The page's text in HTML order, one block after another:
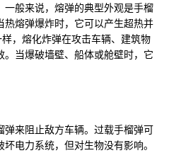
般来说，熔弹的典型外观是手榴
熔弹爆炸时，它可以产生超热并
，熔化炸弹在攻击车辆、建筑物
当爆破墙壁、船体或舱壁时，它
来阻止敌方车辆。过载手榴弹可
电力系统，但对生物没有影响。